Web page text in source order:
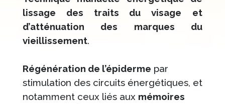
lissage des traits du visage
et
d’atténuation des marques du
vieillissement.
Régénération de l’épiderme par
stimulation des circuits énergétiques, et
notamment ceux liés aux mémoires